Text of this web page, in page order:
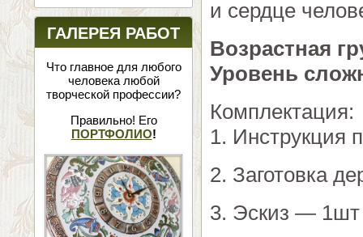
ГАЛЕРЕЯ РАБОТ
Что главное для любого
человека любой
творческой профессии?
Правильно! Его
ПОРТФОЛИО!
и сердце
Возрастная
Уровень
Комплектация:
1. Инструкция
2. Заготовка
3. Эскиз — 1шт